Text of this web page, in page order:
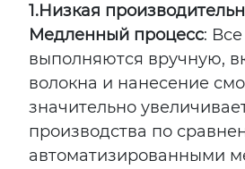
1.Низкая
Медленный процесс:
выполняются вручную,
волокна и нанесение
значительно
производства по
автоматизированными